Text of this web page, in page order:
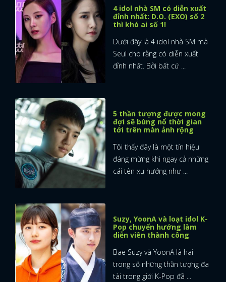
4 idol nhà SM có diễn xuất
đỉnh nhất: D.O. (EXO) số 2
thì khó ai số 1!
Dưới đây là 4 idol nhà SM mà
Seul cho rằng có diễn xuất
đỉnh nhất. Bởi bất cứ ...
5 thần tượng được mong
đợi sẽ bùng nổ thời gian
tới trên màn ảnh rộng
Tôi thấy đây là một tín hiệu
đáng mừng khi ngay cả những
cái tên xu hướng như ...
Suzy, YoonA và loạt idol K-
Pop chuyển hướng làm
diễn viên thành công
Bae Suzy và YoonA là hai
trong số những thần tượng đa
tài trong giới K-Pop đã ...